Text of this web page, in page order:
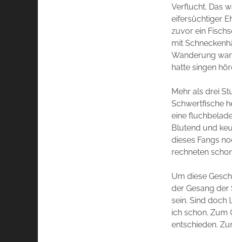
Verflucht. Das
eifersüchtiger
zuvor ein
mit
Wanderung
hatte singen
Mehr als drei
Schwertfische
eine
Blutend und
dieses Fangs
rechneten
Um diese
der Gesang der
sein. Sind doch
ich schon. Zum
entschieden.